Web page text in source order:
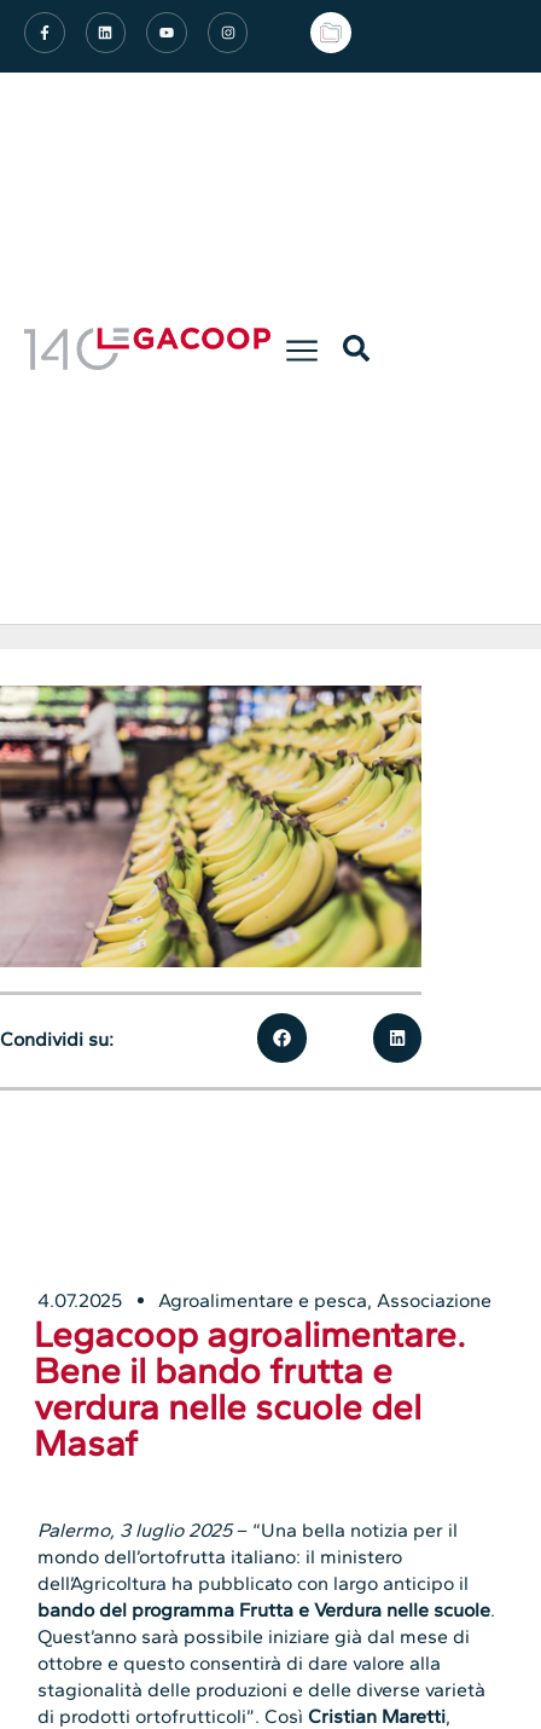
4.07.2025 Agroalimentare e pesca, Associazione
Legacoop agroalimentare.
Bene il bando frutta e
verdura nelle scuole del
Masaf
Palermo, 3 luglio 2025– “Una bella notizia per il
mondo dell’ortofrutta italiano: il ministero
dell’Agricoltura ha pubblicato con largo anticipo il
bando del programma Frutta e Verdura nelle scuole.
Quest’anno sarà possibile iniziare già dal mese di
ottobre e questo consentirà di dare valore alla
stagionalità delle produzioni e delle diverse varietà
di prodotti ortofrutticoli”. CosìCristian Maretti,
Condividi su: